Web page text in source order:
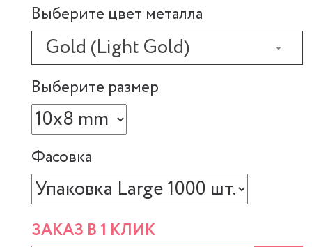
Выберите цвет металла
Gold (Light Gold)
Выберите размер
Фасовка
ЗАКАЗ В 1 КЛИК